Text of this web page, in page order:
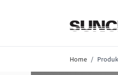
Home /